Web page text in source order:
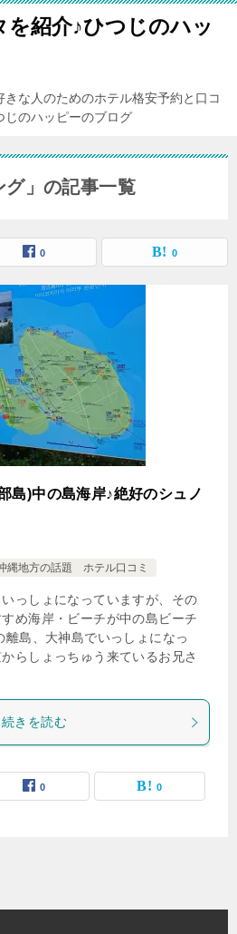
を紹介♪ひつじのハッ
な人のためのホテル格安予約と口コ
じのハッピーのブログ
グ」の記事一覧
0 0
島)中の島海岸♪絶好のシュノ
縄地方の話題 ホテル口コミ
っしょになっていますが、その
め海岸・ビーチが中の島ビーチ
島、大神島でいっしょになっ
らしょっちゅう来ているお兄さ
続きを読む
0 0